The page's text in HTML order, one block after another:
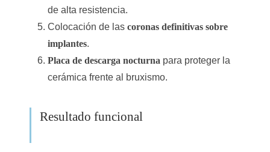
de alta resistencia.
Colocación de las coronas definitivas sobre
implantes.
Placa de descarga nocturna para proteger la
cerámica frente al bruxismo.
Resultado funcional